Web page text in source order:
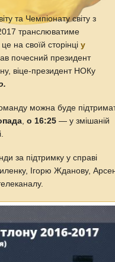
та Чемпіонату світу з
транслюватиме
на своїй сторінціу
почесний президент
віце-президент НОКу
можна буде
,о 16:25 — у змішаній
за підтримку у справі
Ігорю Жданову,